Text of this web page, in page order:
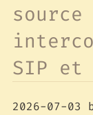
source
SIP et
2026-07-03